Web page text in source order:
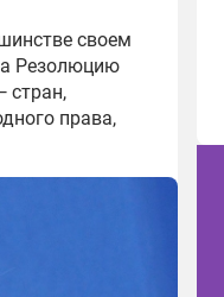
своем
Резолюцию
стран,
права,